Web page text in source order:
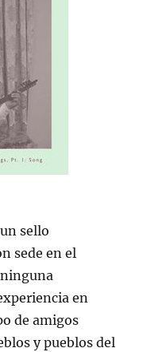
sello
sede en el
ninguna
en
de amigos
y pueblos del